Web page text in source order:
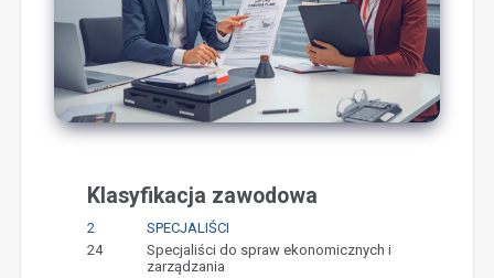
Klasyfikacja zawodowa
2
SPECJALIŚCI
24
Specjaliści do spraw ekonomicznych i
zarządzania